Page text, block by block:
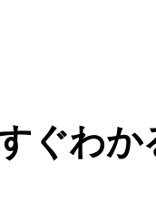
ぐわか